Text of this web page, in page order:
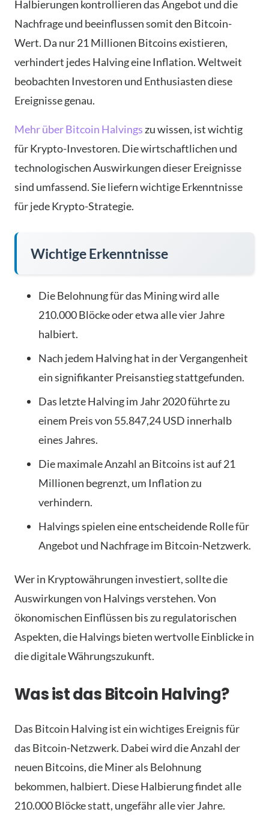
Halbierungen kontrollieren das Angebot und die
Nachfrage und beeinflussen somit den Bitcoin-
Wert. Da nur 21 Millionen Bitcoins existieren,
verhindert jedes Halving eine Inflation. Weltweit
beobachten Investoren und Enthusiasten diese
Ereignisse genau.
Mehr über Bitcoin Halvings zu wissen, ist wichtig
für Krypto-Investoren. Die wirtschaftlichen und
technologischen Auswirkungen dieser Ereignisse
sind umfassend. Sie liefern wichtige Erkenntnisse
für jede Krypto-Strategie.
Wichtige Erkenntnisse
Die Belohnung für das Mining wird alle
210.000 Blöcke oder etwa alle vier Jahre
halbiert.
Nach jedem Halving hat in der Vergangenheit
ein signifikanter Preisanstieg stattgefunden.
Das letzte Halving im Jahr 2020 führte zu
einem Preis von 55.847,24 USD innerhalb
eines Jahres.
Die maximale Anzahl an Bitcoins ist auf 21
Millionen begrenzt, um Inflation zu
verhindern.
Halvings spielen eine entscheidende Rolle für
Angebot und Nachfrage im Bitcoin-Netzwerk.
Wer in Kryptowährungen investiert, sollte die
Auswirkungen von Halvings verstehen. Von
ökonomischen Einflüssen bis zu regulatorischen
Aspekten, die Halvings bieten wertvolle Einblicke in
die digitale Währungszukunft.
Was ist das Bitcoin Halving?
Das Bitcoin Halving ist ein wichtiges Ereignis für
das Bitcoin-Netzwerk. Dabei wird die Anzahl der
neuen Bitcoins, die Miner als Belohnung
bekommen, halbiert. Diese Halbierung findet alle
210.000 Blöcke statt, ungefähr alle vier Jahre.